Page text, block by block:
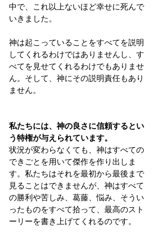
中で、これ以上ないほど幸せに死んで
いきました。
神は起こっていることをすべてを説明
してくれるわけではありませんし、す
べてを見せてくれるわけでもありませ
ん。そして、神にその説明責任もあり
ません。
私たちには、神の良さに信頼するとい
う特権が与えられています。
状況が変わらなくても、神はすべての
できごとを用いて傑作を作り出しま
す。私たちはそれを最初から最後まで
見ることはできませんが、神はすべて
の勝利や苦しみ、葛藤、悩み、そうい
ったものをすべて拾って、最高のスト
ーリーを書き上げてくれるのです。